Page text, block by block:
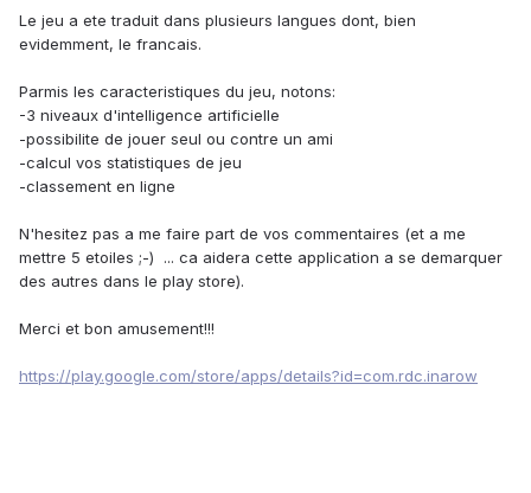
Le jeu a ete traduit dans plusieurs langues dont, bien
evidemment, le francais.
Parmis les caracteristiques du jeu, notons:
-3 niveaux d'intelligence artificielle
-possibilite de jouer seul ou contre un ami
-calcul vos statistiques de jeu
-classement en ligne
N'hesitez pas a me faire part de vos commentaires (et a me
mettre 5 etoiles ;-) ... ca aidera cette application a se demarquer
des autres dans le play store).
Merci et bon amusement!!!
https://play.google.com/store/apps/details?id=com.rdc.inarow